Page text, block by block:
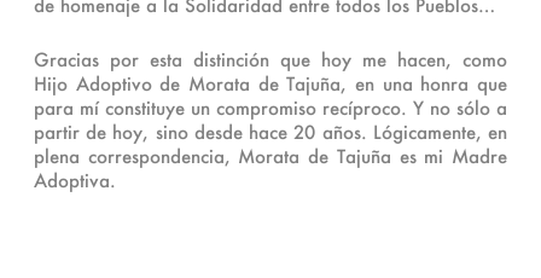
de homenaje a la Solidaridad entre todos los Pueblos…
Gracias por esta distinción que hoy me hacen, como
Hijo Adoptivo de Morata de Tajuña, en una honra que
para mí constituye un compromiso recíproco. Y no sólo a
partir de hoy, sino desde hace 20 años. Lógicamente, en
plena correspondencia, Morata de Tajuña es mi Madre
Adoptiva.